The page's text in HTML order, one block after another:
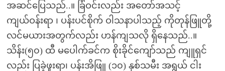
အဆင်ပြေသည်..။ ခြံဝင်းလည်း အတော်အသင့်
ကျယ်ဝန်းရာ ၊ ပန်းပင်စိုက် ဝါသနာပါသည့် ကိုတုန်ဖြူတို့
လင်မယားအတွက်လည်း ဟန်ကျသလို ရှိနေသည်..။
သိန်း(၅၀) ထီ မပေါက်ခင်က စိုးခိုင်ကျော်သည် ကျူရှင်
လည်း ပြခဲ့ဖူးရာ၊ ပန်းအိဖြူ (၁၀) နှစ်သမီး အရွယ် ငါး